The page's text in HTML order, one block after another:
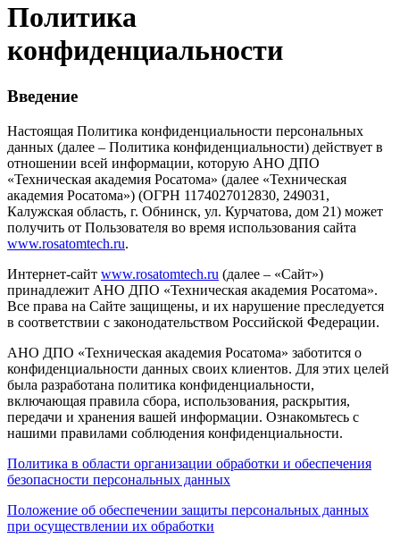
Политика
конфиденциальности
Введение
Настоящая Политика конфиденциальности персональных
данных (далее – Политика конфиденциальности) действует в
отношении всей информации, которую АНО ДПО
«Техническая академия Росатома» (далее «Техническая
академия Росатома») (ОГРН 1174027012830, 249031,
Калужская область, г. Обнинск, ул. Курчатова, дом 21) может
получить от Пользователя во время использования сайта
www.rosatomtech.ru.
Интернет-сайт www.rosatomtech.ru (далее – «Сайт»)
принадлежит АНО ДПО «Техническая академия Росатома».
Все права на Сайте защищены, и их нарушение преследуется
в соответствии с законодательством Российской Федерации.
АНО ДПО «Техническая академия Росатома» заботится о
конфиденциальности данных своих клиентов. Для этих целей
была разработана политика конфиденциальности,
включающая правила сбора, использования, раскрытия,
передачи и хранения вашей информации. Ознакомьтесь с
нашими правилами соблюдения конфиденциальности.
Политика в области организации обработки и обеспечения
безопасности персональных данных
Положение об обеспечении защиты персональных данных
при осуществлении их обработки